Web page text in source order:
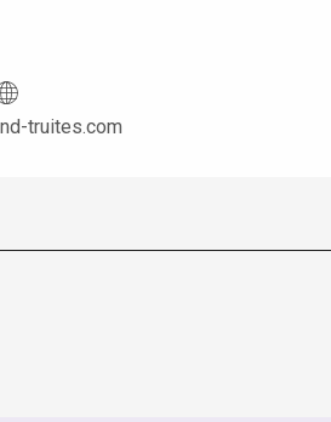
truites.com